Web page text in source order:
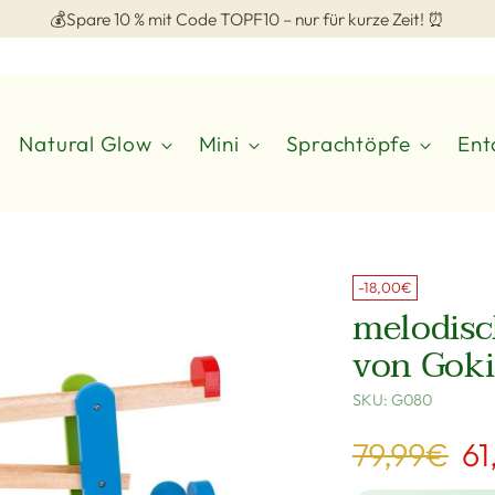
💰Spare 10 % mit Code TOPF10 – nur für kurze Zeit! ⏰
Natural Glow Mini Sprachtöpfe
-18,00€
von Goki
SKU: G080
Regulärer
79,99€